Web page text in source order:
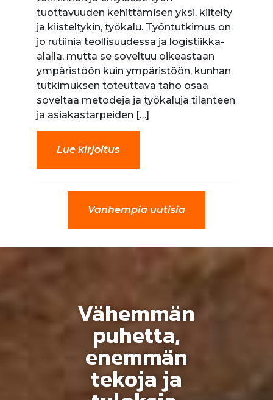
tuottavuuden kehittämisen yksi, kiitelty
ja kiisteltykin, työkalu. Työntutkimus on
jo rutiinia teollisuudessa ja logistiikka-
alalla, mutta se soveltuu oikeastaan
ympäristöön kuin ympäristöön, kunhan
tutkimuksen toteuttava taho osaa
soveltaa metodeja ja työkaluja tilanteen
ja asiakastarpeiden […]
Lue kirjoitus
Vanhempia uutisia
Vähemmän
puhetta,
enemmän
tekoja ja